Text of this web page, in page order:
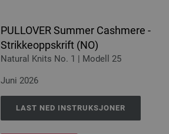
PULLOVER Summer Cashmere -
Strikkeoppskrift (NO)
Natural Knits No. 1 | Modell 25
Juni 2026
LAST NED INSTRUKSJONER